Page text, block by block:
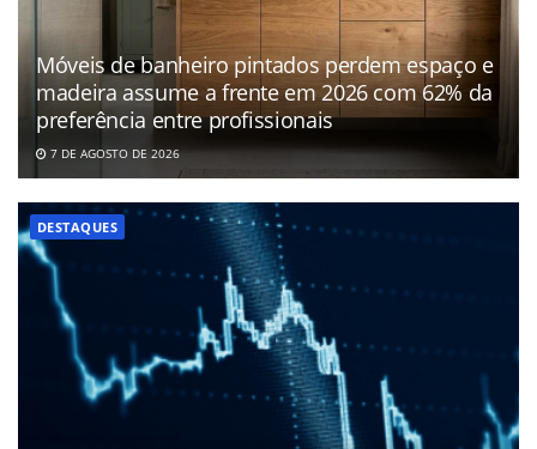
Móveis de banheiro pintados perdem espaço e
madeira assume a frente em 2026 com 62% da
preferência entre profissionais
7 DE AGOSTO DE 2026
DESTAQUES